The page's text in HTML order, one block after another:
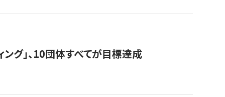
グ」、10団体すべてが目標達成